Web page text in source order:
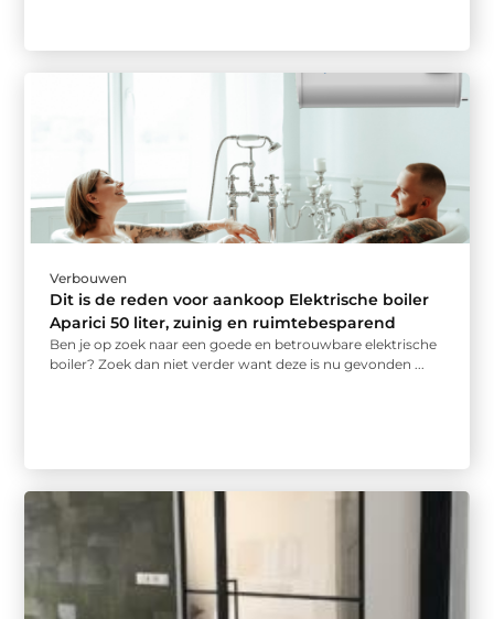
Verbouwen
Dit is de reden voor aankoop Elektrische boiler
Aparici 50 liter, zuinig en ruimtebesparend
Ben je op zoek naar een goede en betrouwbare elektrische
boiler? Zoek dan niet verder want deze is nu gevonden ...